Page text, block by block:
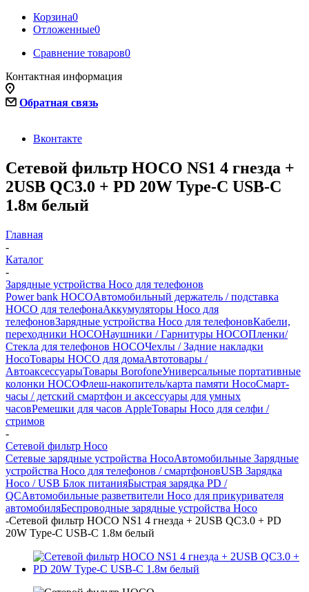
Корзина0
Отложенные0
Сравнение товаров0
Контактная информация
Обратная связь
Вконтакте
Сетевой фильтр HOCO NS1 4 гнезда +
2USB QC3.0 + PD 20W Type-C USB-C
1.8м белый
Главная
-
Каталог
-
Зарядные устройства Hoco для телефонов
Power bank HOCOАвтомобильный держатель / подставка
HOCO для телефонаАккумуляторы Hoco для
телефоновЗарядные устройства Hoco для телефоновКабели,
переходники HOCOНаушники / Гарнитуры HOCOПленки/
Стекла для телефонов HOCOЧехлы / Задние накладки
HocoТовары HOCO для домаАвтотовары /
АвтоаксессуарыТовары BorofoneУниверсальные портативные
колонки HOCOФлеш-накопитель/карта памяти HocoСмарт-
часы / детский смартфон и аксессуары для умных
часовРемешки для часов AppleТовары Hoco для селфи /
стримов
-
Сетевой фильтр Hoco
Сетевые зарядные устройства HocoАвтомобильные Зарядные
устройства Hoco для телефонов / смартфоновUSB Зарядка
Hoco / USB Блок питанияБыстрая зарядка PD /
QCАвтомобильные разветвители Hoco для прикуривателя
автомобиляБеспроводные зарядные устройства Hoco
-Сетевой фильтр HOCO NS1 4 гнезда + 2USB QC3.0 + PD
20W Type-C USB-C 1.8м белый